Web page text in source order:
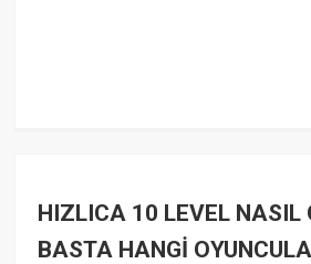
HIZLICA 10 LEVEL NASIL
BASTA HANGİ